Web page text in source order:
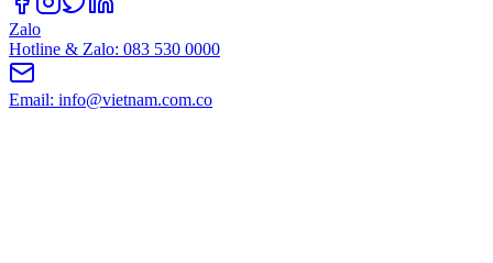
Zalo
Hotline & Zalo: 083 530 0000
Email: info@vietnam.com.co